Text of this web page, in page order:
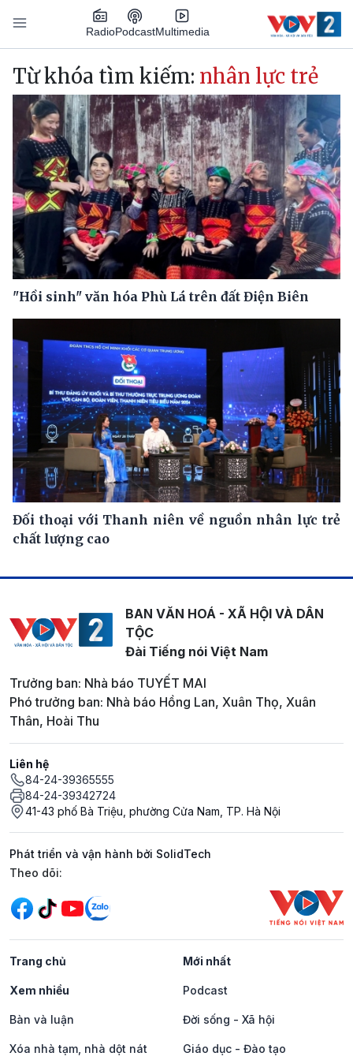
Nhảy đến nội dung
RadioPodcastMultimedia
Main navigation
Từ khóa tìm kiếm: nhân lực trẻ
"Hồi sinh" văn hóa Phù Lá trên đất Điện Biên
Đối thoại với Thanh niên về nguồn nhân lực trẻ
chất lượng cao
BAN VĂN HOÁ - XÃ HỘI VÀ DÂN
TỘC
Đài Tiếng nói Việt Nam
Trưởng ban: Nhà báo TUYẾT MAI
Phó trưởng ban: Nhà báo Hồng Lan, Xuân Thọ, Xuân
Thân, Hoài Thu
Liên hệ
84-24-39365555
84-24-39342724
41-43 phố Bà Triệu, phường Cửa Nam, TP. Hà Nội
Phát triển và vận hành bởi SolidTech
Mạng xã hội
Theo dõi:
Trang chủ Mới nhất
Xem nhiều Podcast
Bàn và luận Đời sống - Xã hội
Xóa nhà tạm, nhà dột nát Giáo dục - Đào tạo